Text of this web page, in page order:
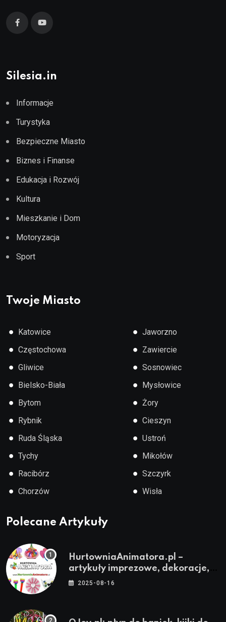
Silesia.in
Informacje
Turystyka
Bezpieczne Miasto
Biznes i Finanse
Edukacja i Rozwój
Kultura
Mieszkanie i Dom
Motoryzacja
Sport
Twoje Miasto
● Katowice
● Częstochowa
● Gliwice
● Bielsko-Biała
● Bytom
● Rybnik
● Ruda Śląska
● Tychy
● Racibórz
● Chorzów
● Jaworzno
● Zawiercie
● Sosnowiec
● Mysłowice
● Żory
● Cieszyn
● Ustroń
● Mikołów
● Szczyrk
● Wisła
Polecane Artykuły
HurtowniaAnimatora.pl –
artykuły imprezowe, dekoracje,
stroje i akcesoria dla animatorów
2025-08-16